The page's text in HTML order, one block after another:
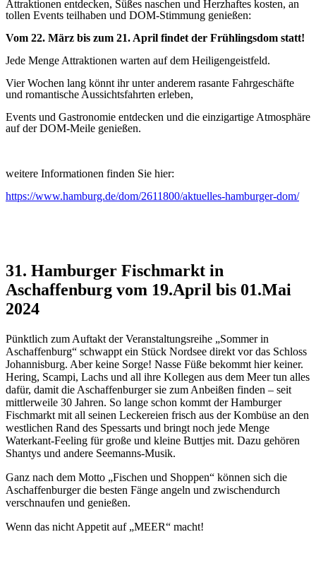
Attraktionen entdecken, Süßes naschen und Herzhaftes kosten, an
tollen Events teilhaben und DOM-Stimmung genießen:
Vom 22. März bis zum 21. April findet der Frühlingsdom statt!
Jede Menge Attraktionen warten auf dem Heiligengeistfeld.
Vier Wochen lang könnt ihr unter anderem rasante Fahrgeschäfte
und romantische Aussichtsfahrten erleben,
Events und Gastronomie entdecken und die einzigartige Atmosphäre
auf der DOM-Meile genießen.
weitere Informationen finden Sie hier:
https://www.hamburg.de/dom/2611800/aktuelles-hamburger-dom/
31. Hamburger Fischmarkt in
Aschaffenburg vom 19.April bis 01.Mai
2024
Pünktlich zum Auftakt der Veranstaltungsreihe „Sommer in
Aschaffenburg“ schwappt ein Stück Nordsee direkt vor das Schloss
Johannisburg. Aber keine Sorge! Nasse Füße bekommt hier keiner.
Hering, Scampi, Lachs und all ihre Kollegen aus dem Meer tun alles
dafür, damit die Aschaffenburger sie zum Anbeißen finden – seit
mittlerweile 30 Jahren. So lange schon kommt der Hamburger
Fischmarkt mit all seinen Leckereien frisch aus der Kombüse an den
westlichen Rand des Spessarts und bringt noch jede Menge
Waterkant-Feeling für große und kleine Buttjes mit. Dazu gehören
Shantys und andere Seemanns-Musik.
Ganz nach dem Motto „Fischen und Shoppen“ können sich die
Aschaffenburger die besten Fänge angeln und zwischendurch
verschnaufen und genießen.
Wenn das nicht Appetit auf „MEER“ macht!